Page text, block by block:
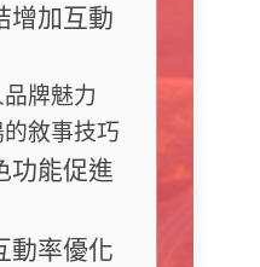
增加互動
牌魅力
敘事技巧
功能促進
動率優化